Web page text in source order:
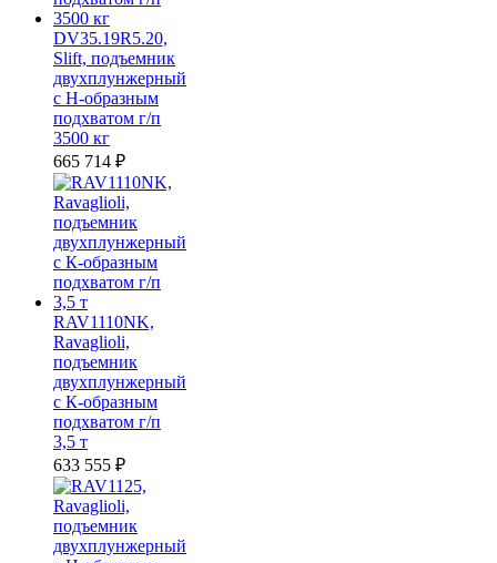
DV35.19R5.20,
Slift, подъемник
двухплунжерный
с Н-образным
подхватом г/п
3500 кг
665 714 ₽
RAV1110NK,
Ravaglioli,
подъемник
двухплунжерный
с К-образным
подхватом г/п
3,5 т
633 555 ₽